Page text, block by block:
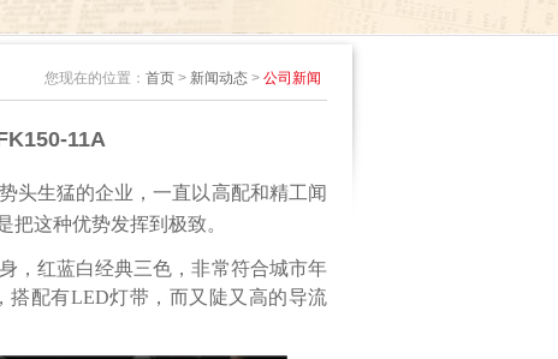
您现在的位置： 首页 > 新闻动态 > 公司新闻
11A
头生猛的企业，一直以高配和精工闻
这种优势发挥到极致。
，红蓝白经典三色，非常符合城市年
搭配有LED灯带，而又陡又高的导流